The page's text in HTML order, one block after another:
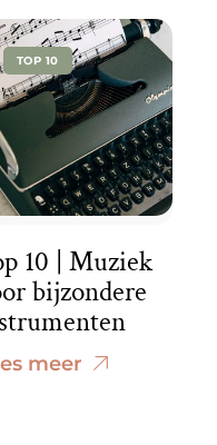
TOP 10
10 | Muziek
bijzondere
meer